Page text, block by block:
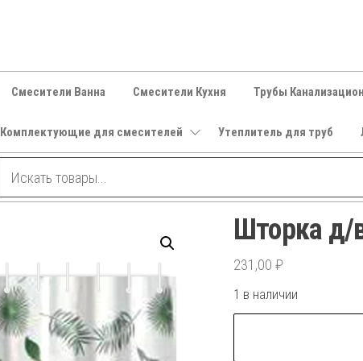
Смесители Ванна Смесители Кухня Трубы
Комплектующие для смесителей Утеплитель для труб
Шторка д/
231,00 ₽
1 в наличии